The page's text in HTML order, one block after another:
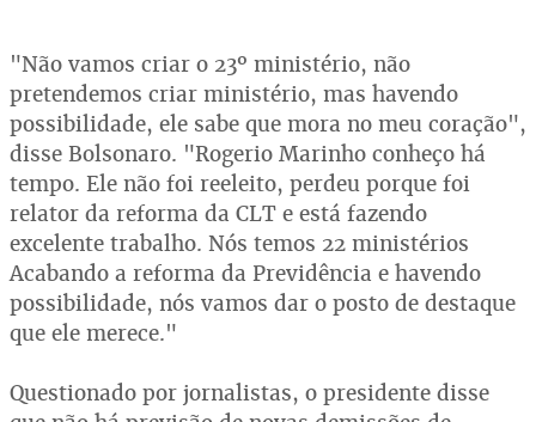
"Não vamos criar o 23º ministério, não
pretendemos criar ministério, mas havendo
possibilidade, ele sabe que mora no meu coração",
disse Bolsonaro. "Rogerio Marinho conheço há
tempo. Ele não foi reeleito, perdeu porque foi
relator da reforma da CLT e está fazendo
excelente trabalho. Nós temos 22 ministérios
Acabando a reforma da Previdência e havendo
possibilidade, nós vamos dar o posto de destaque
que ele merece."
Questionado por jornalistas, o presidente disse